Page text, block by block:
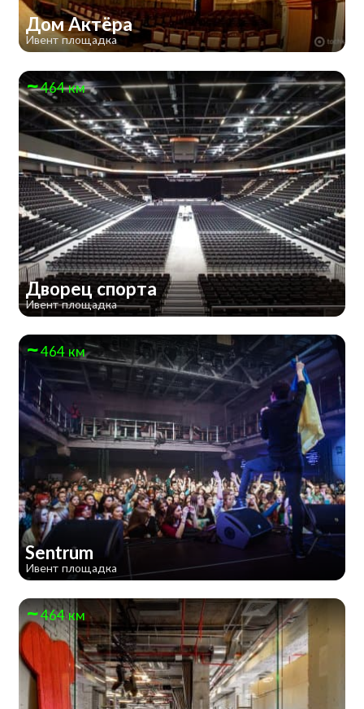
Дом Актёра
Ивент площадка
464 км
Дворец спорта
Ивент площадка
464 км
Sentrum
Ивент площадка
464 км